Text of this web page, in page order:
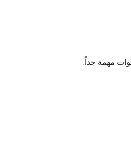
مهمة جداً.